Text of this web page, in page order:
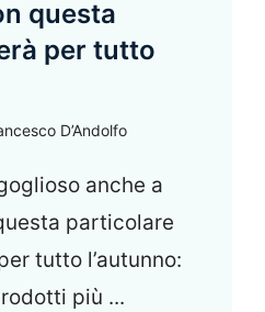
questa
per tutto
D’Andolfo
anche a
particolare
tutto l’autunno:
più ...